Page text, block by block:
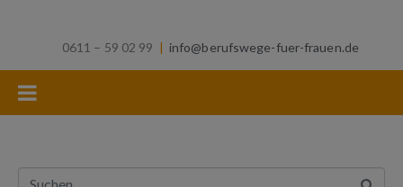
0611 – 59 02 99 | info@berufswege-fuer-frauen.de